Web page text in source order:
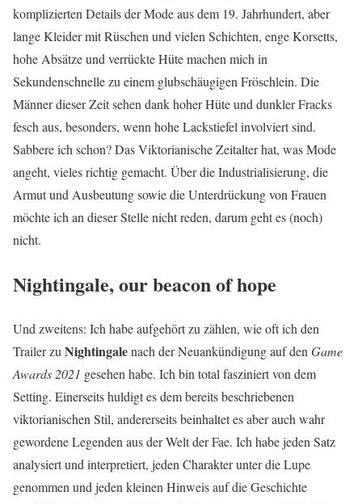
komplizierten Details der Mode aus dem 19. Jahrhundert, aber
lange Kleider mit Rüschen und vielen Schichten, enge Korsetts,
hohe Absätze und verrückte Hüte machen mich in
Sekundenschnelle zu einem glubschäugigen Fröschlein. Die
Männer dieser Zeit sehen dank hoher Hüte und dunkler Fracks
fesch aus, besonders, wenn hohe Lackstiefel involviert sind.
Sabbere ich schon? Das Viktorianische Zeitalter hat, was Mode
angeht, vieles richtig gemacht. Über die Industrialisierung, die
Armut und Ausbeutung sowie die Unterdrückung von Frauen
möchte ich an dieser Stelle nicht reden, darum geht es (noch)
nicht.
Nightingale, our beacon of hope
Und zweitens: Ich habe aufgehört zu zählen, wie oft ich den
Trailer zu Nightingalenach der Neuankündigung auf den Game
Awards 2021 gesehen habe. Ich bin total fasziniert von dem
Setting. Einerseits huldigt es dem bereits beschriebenen
viktorianischen Stil, andererseits beinhaltet es aber auch wahr
gewordene Legenden aus der Welt der Fae. Ich habe jeden Satz
analysiert und interpretiert, jeden Charakter unter die Lupe
genommen und jeden kleinen Hinweis auf die Geschichte